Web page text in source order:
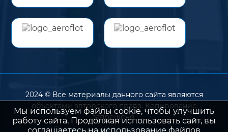
Мы используем файлы cookie, чтобы улучшить
работу сайта. Продолжая использовать сайт, вы
2024 © Все материалы данного сайта являются
объектами авторского права. Копирование
запрещено.
Политика конфиденциальности